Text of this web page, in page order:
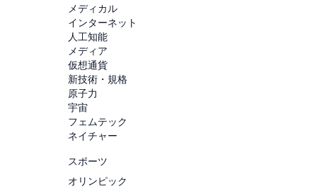
メディカル
インターネット
人工知能
メディア
仮想通貨
新技術・規格
原子力
宇宙
フェムテック
ネイチャー
スポーツ
オリンピック